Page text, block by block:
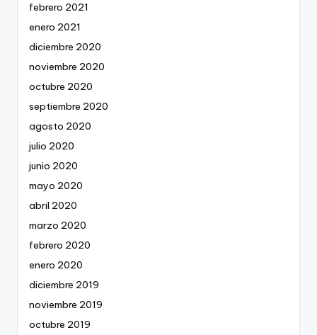
febrero 2021
enero 2021
diciembre 2020
noviembre 2020
octubre 2020
septiembre 2020
agosto 2020
julio 2020
junio 2020
mayo 2020
abril 2020
marzo 2020
febrero 2020
enero 2020
diciembre 2019
noviembre 2019
octubre 2019